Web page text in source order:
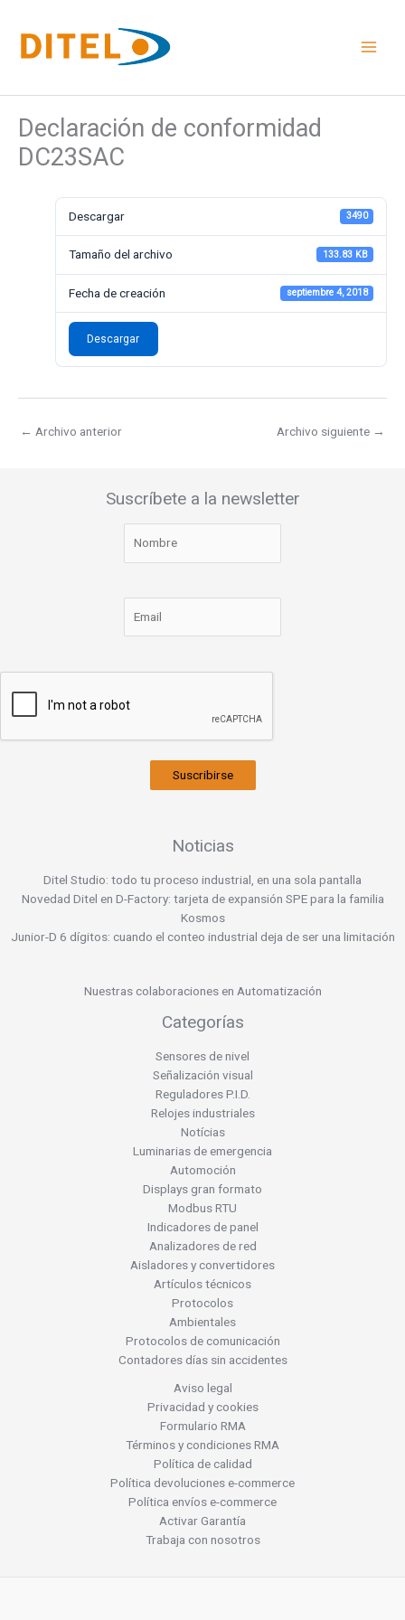
contenido
Declaración de conformidad
DC23SAC
Descargar 3490
Tamaño del archivo 133.83 KB
Fecha de creación septiembre 4, 2018
Descargar
← Archivo anterior Archivo siguiente →
Suscríbete a la newsletter
Suscribirse
Noticias
Ditel Studio: todo tu proceso industrial, en una sola pantalla
Novedad Ditel en D-Factory: tarjeta de expansión SPE para la familia
Kosmos
Junior-D 6 dígitos: cuando el conteo industrial deja de ser una limitación
Nuestras colaboraciones en Automatización
Categorías
Sensores de nivel
Señalización visual
Reguladores P.I.D.
Relojes industriales
Notícias
Luminarias de emergencia
Automoción
Displays gran formato
Modbus RTU
Indicadores de panel
Analizadores de red
Aisladores y convertidores
Artículos técnicos
Protocolos
Ambientales
Protocolos de comunicación
Contadores días sin accidentes
Aviso legal
Privacidad y cookies
Formulario RMA
Términos y condiciones RMA
Política de calidad
Política devoluciones e-commerce
Política envíos e-commerce
Activar Garantía
Trabaja con nosotros